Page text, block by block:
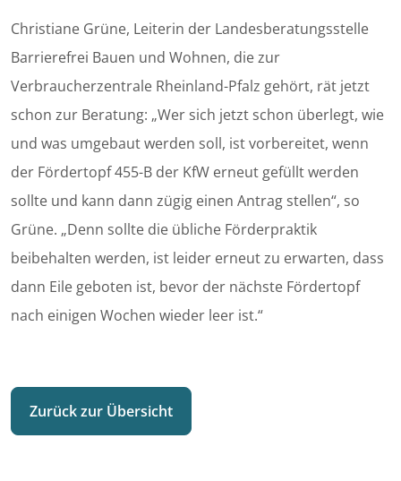
Christiane Grüne, Leiterin der Landesberatungsstelle
Barrierefrei Bauen und Wohnen, die zur
Verbraucherzentrale Rheinland-Pfalz gehört, rät jetzt
schon zur Beratung: „Wer sich jetzt schon überlegt, wie
und was umgebaut werden soll, ist vorbereitet, wenn
der Fördertopf 455-B der KfW erneut gefüllt werden
sollte und kann dann zügig einen Antrag stellen“, so
Grüne. „Denn sollte die übliche Förderpraktik
beibehalten werden, ist leider erneut zu erwarten, dass
dann Eile geboten ist, bevor der nächste Fördertopf
nach einigen Wochen wieder leer ist.“
Zurück zur Übersicht